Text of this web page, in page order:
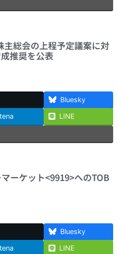
主総会の上程予定議案に対
推奨を公表
Bluesky
LINE
ーケット<9919>へのTOB
Bluesky
LINE